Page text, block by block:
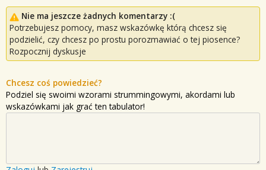
Nie ma jeszcze żadnych komentarzy :(
Potrzebujesz pomocy, masz wskazówkę którą chcesz się
podzielić, czy chcesz po prostu porozmawiać o tej piosence?
Rozpocznij dyskusje
Chcesz coś powiedzieć?
Podziel się swoimi wzorami strummingowymi, akordami lub
wskazówkami jak grać ten tabulator!